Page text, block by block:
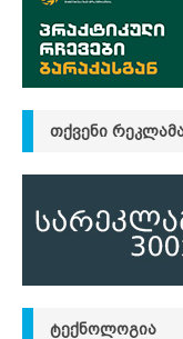
ᲗᲥᲕᲔᲜᲘ
ᲢᲔᲥᲜᲝᲚᲝᲒᲘᲐ